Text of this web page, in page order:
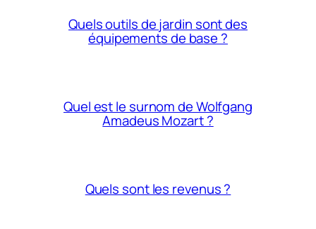
Quels outils de jardin sont des
équipements de base ?
Quel est le surnom de Wolfgang
Amadeus Mozart ?
Quels sont les revenus ?